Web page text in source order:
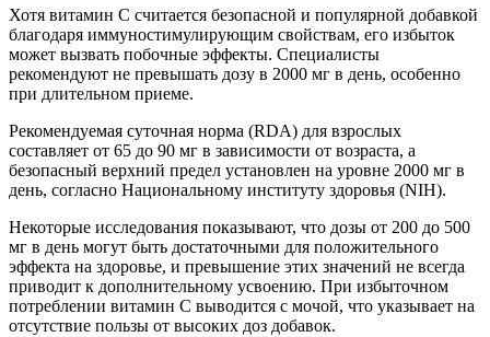
Хотя витамин С считается безопасной и популярной добавкой
благодаря иммуностимулирующим свойствам, его избыток
может вызвать побочные эффекты. Специалисты
рекомендуют не превышать дозу в 2000 мг в день, особенно
при длительном приеме.
Рекомендуемая суточная норма (RDA) для взрослых
составляет от 65 до 90 мг в зависимости от возраста, а
безопасный верхний предел установлен на уровне 2000 мг в
день, согласно Национальному институту здоровья (NIH).
Некоторые исследования показывают, что дозы от 200 до 500
мг в день могут быть достаточными для положительного
эффекта на здоровье, и превышение этих значений не всегда
приводит к дополнительному усвоению. При избыточном
потреблении витамин С выводится с мочой, что указывает на
отсутствие пользы от высоких доз добавок.